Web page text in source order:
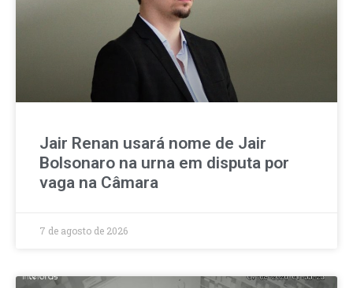
Jair Renan usará nome de Jair
Bolsonaro na urna em disputa por
vaga na Câmara
7 de agosto de 2026